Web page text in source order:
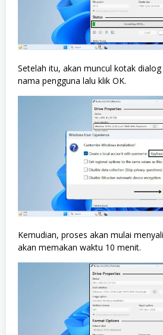
Setelah itu, akan muncul kotak
nama pengguna lalu klik OK.
Kemudian, proses akan mulai
akan memakan waktu 10 menit.